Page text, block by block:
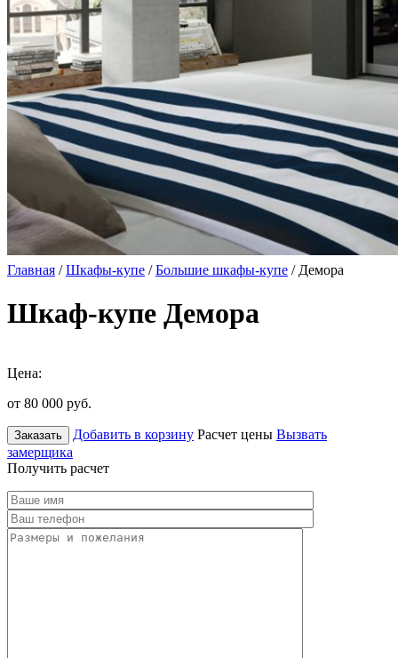
Главная /Шкафы-купе /Большие шкафы-купе / Демора
Шкаф-купе Демора
Цена:
от 80 000 руб.
Заказать Добавить в корзину Расчет цены Вызвать
замерщика
Получить расчет